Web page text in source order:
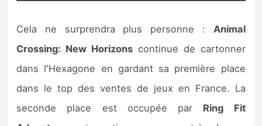
Cela ne surprendra plus personne : Animal
Crossing: New Horizons continue de cartonner
dans l'Hexagone en gardant sa première place
dans le top des ventes de jeux en France. La
seconde place est occupée par Ring Fit